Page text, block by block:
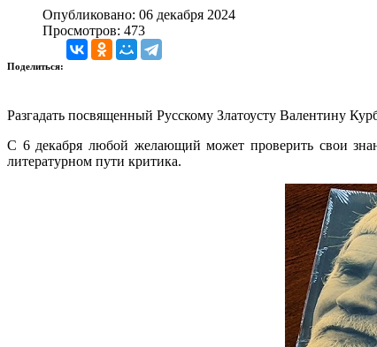
Опубликовано: 06 декабря 2024
Просмотров: 473
Поделиться:
Разгадать посвященный Русскому Златоусту Валентину
С 6 декабря любой желающий может проверить свои
литературном пути критика.